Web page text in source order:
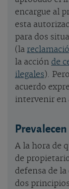
encargue al
esta
para dos
(la
la acción de
ilegales).
acuerdo
intervenir en
A la hora de
de
defensa de
dos